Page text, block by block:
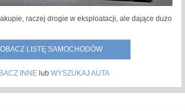
raczej drogie w eksploatacji, ale dające dużo
LISTĘ SAMOCHODÓW
INNElub WYSZUKAJ AUTA